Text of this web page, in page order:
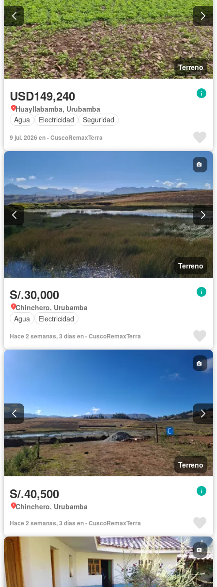
Terreno
USD149,240
Huayllabamba, Urubamba
Agua
Electricidad Seguridad
9 jul. 2026 en - CuscoRemaxTerra
Terreno
S/.30,000
Chinchero, Urubamba
Agua
Electricidad
Hace 2 semanas, 3 días en - CuscoRemaxTerra
Terreno
S/.40,500
Chinchero, Urubamba
Hace 2 semanas, 3 días en - CuscoRemaxTerra